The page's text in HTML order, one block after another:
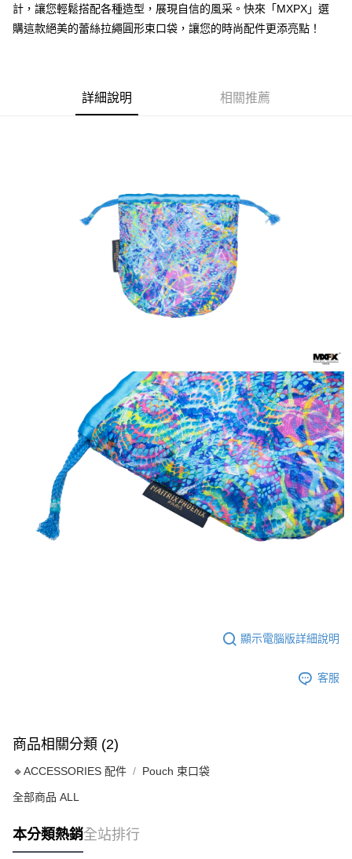
結帳頁面，進行簡訊認證並確認金額後，即可完成結帳。
２．訂單成立數日內，您將收到繳費通知簡訊。
３．收到繳費通知簡訊後14天內，點擊此簡訊中的連結，可透過四大超商／
後付繳納相關費用。
※ 交易是否成功請以「AFTEE先享後付 」之結帳頁面顯示為準，若有關於
易，需依本服務之必要範圍內提供個人資料，並將交易相關給付款項請求債
權轉讓予恩沛科技股份有限公司。
２．關於個人資料處理事宜，請瀏覽以下網址：
https://aftee.tw/terms/#terms3
３．未成年的使用者請事先徵得法定代理人或監護人之同意方可使用
「AFTEE先享後付」，若未經同意申辦者引起之損失，本公司不負相關責
４．使用「AFTEE先享後付」時，將依據個別帳號之用戶狀況，依本公司即
時審查核予不同之上限額度；若仍有額度不足之情形，本公司將視審查結果
7-11取貨付款
每筆NT$60，滿NT$1,500(含以上)免運費
計，讓您輕鬆搭配各種造型，展現自信的風采。快來「MXPX」選
購這款絕美的蕾絲拉繩圓形束口袋，讓您的時尚配件更添亮點！
詳細說明 相關推薦
顯示電腦版詳細說明
客服
商品相關分類 (2)
🔹ACCESSORIES 配件 Pouch 束口袋
全部商品 ALL
本分類熱銷全站排行